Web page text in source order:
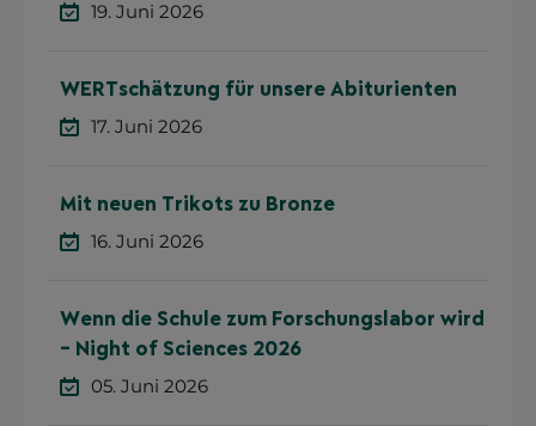
19. Juni 2026
WERTschätzung für unsere Abiturienten
17. Juni 2026
Mit neuen Trikots zu Bronze
16. Juni 2026
Wenn die Schule zum Forschungslabor wird
– Night of Sciences 2026
05. Juni 2026